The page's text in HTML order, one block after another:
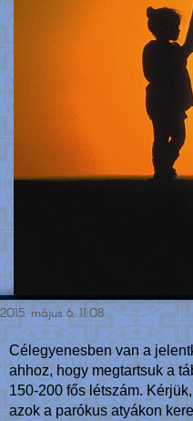
2015. május 6. 11:08
Célegyenesben van a
ahhoz, hogy megtartsuk a
150-200 fős létszám.
azok a parókus atyákon